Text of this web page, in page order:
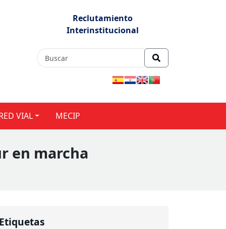
Reclutamiento
Interinstitucional
VIAL MECIP
en marcha
Etiquetas